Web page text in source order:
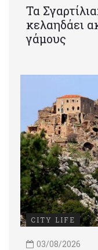
Τα
κελαηδάει
γάμους
CITY LIFE
03/08/2026